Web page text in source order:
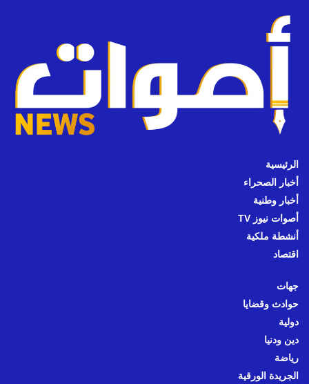
الرئيسية
أخبار الصحراء
أخبار وطنية
أصوات نيوز TV
أنشطة ملكية
اقتصاد
جهات
حوادث وقضايا
دولية
دين ودنيا
رياضة
الجريدة الورقية